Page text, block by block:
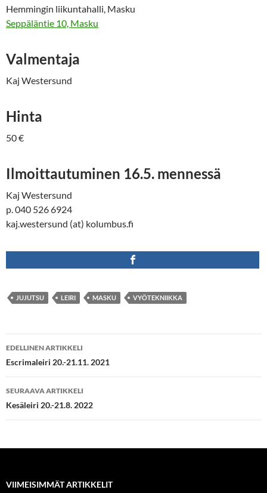
Hemmingin liikuntahalli, Masku
Seppäläntie 10, Masku
Valmentaja
Kaj Westersund
Hinta
50 €
Ilmoittautuminen 16.5. mennessä
Kaj Westersund
p. 040 526 6924
kaj.westersund (at) kolumbus.fi
JUJUTSU LEIRI MASKU VYÖTEKNIIKKA
Artikkelien
selaus
EDELLINEN ARTIKKELI
Escrimaleiri 20.-21.11. 2021
SEURAAVA ARTIKKELI
Kesäleiri 20.-21.8. 2022
VIIMEISIMMÄT ARTIKKELIT